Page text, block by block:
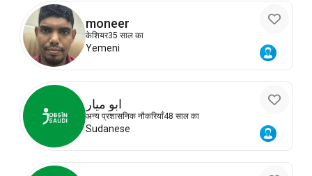
moneer
केशियर35 साल का
Yemeni
ابو ميار
अन्य प्रशासनिक नौकरियाँ48 साल का
Sudanese